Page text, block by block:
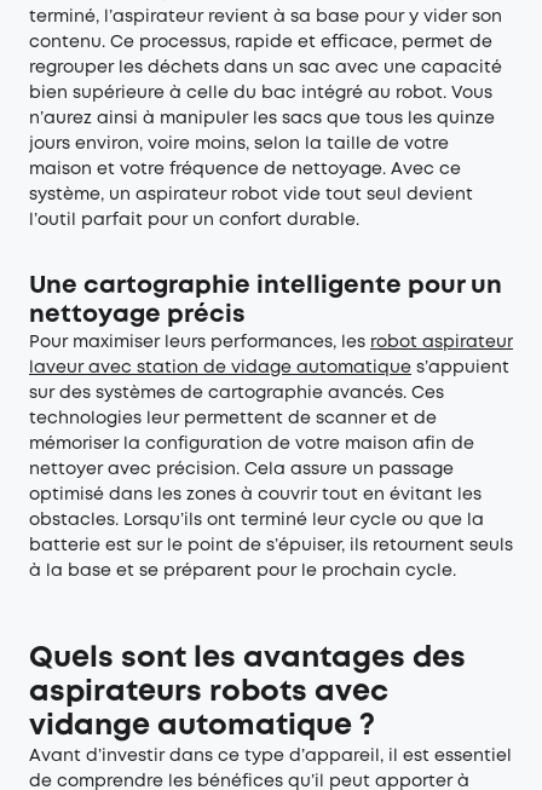
terminé, l’aspirateur revient à sa base pour y vider son
contenu. Ce processus, rapide et efficace, permet de
regrouper les déchets dans un sac avec une capacité
bien supérieure à celle du bac intégré au robot. Vous
n’aurez ainsi à manipuler les sacs que tous les quinze
jours environ, voire moins, selon la taille de votre
maison et votre fréquence de nettoyage. Avec ce
système, un aspirateur robot vide tout seul devient
l’outil parfait pour un confort durable.
Une cartographie intelligente pour un
nettoyage précis
Pour maximiser leurs performances, les robot aspirateur
laveur avec station de vidage automatique s’appuient
sur des systèmes de cartographie avancés. Ces
technologies leur permettent de scanner et de
mémoriser la configuration de votre maison afin de
nettoyer avec précision. Cela assure un passage
optimisé dans les zones à couvrir tout en évitant les
obstacles. Lorsqu’ils ont terminé leur cycle ou que la
batterie est sur le point de s’épuiser, ils retournent seuls
à la base et se préparent pour le prochain cycle.
Quels sont les avantages des
aspirateurs robots avec
vidange automatique ?
Avant d’investir dans ce type d’appareil, il est essentiel
de comprendre les bénéfices qu’il peut apporter à